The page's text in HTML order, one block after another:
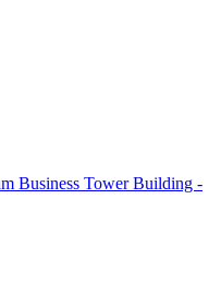
Business Tower Building -